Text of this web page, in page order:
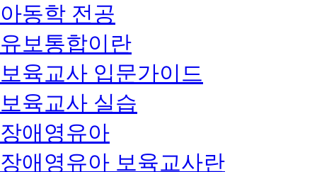
아동학 전공
유보통합이란
보육교사 입문가이드
보육교사 실습
장애영유아
장애영유아 보육교사란